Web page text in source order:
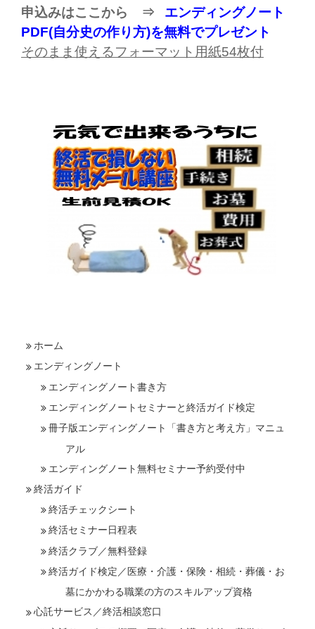
申込みはここから ⇒
エンディングノート
PDF(自分史の作り方)を無料でプレゼント
そのまま使えるフォーマット用紙54枚付
ホーム
エンディングノート
エンディングノート書き方
エンディングノートセミナーと終活ガイド検定
冊子版エンディングノート「書き方と考え方」マニュ
アル
エンディングノート無料セミナー予約受付中
終活ガイド
終活チェックシート
終活セミナー日程表
終活クラブ／無料登録
終活ガイド検定／医療・介護・保険・相続・葬儀・お
墓にかかわる職業の方のスキルアップ資格
心託サービス／終活相談窓口